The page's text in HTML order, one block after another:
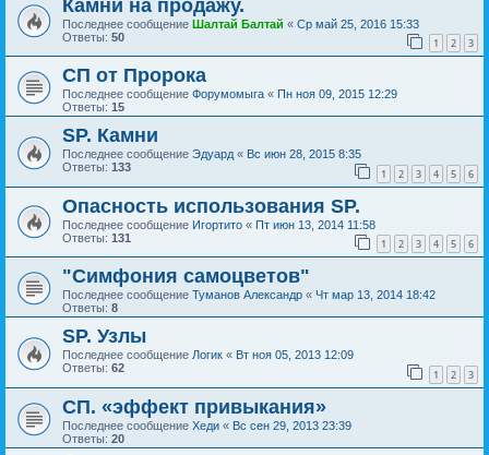
Камни на продажу.
Последнее сообщение Шалтай Балтай « Ср май 25, 2016 15:33
Ответы: 50 1 2 3
СП от Пророка
Последнее сообщение Форумомыга « Пн ноя 09, 2015 12:29
Ответы: 15
SP. Камни
Последнее сообщение Эдуард « Вс июн 28, 2015 8:35
Ответы: 133 1 2 3 4 5 6
Опасность использования SP.
Последнее сообщение Игортито « Пт июн 13, 2014 11:58
Ответы: 131 1 2 3 4 5 6
"Симфония самоцветов"
Последнее сообщение Туманов Александр « Чт мар 13, 2014 18:42
Ответы: 8
SP. Узлы
Последнее сообщение Логик « Вт ноя 05, 2013 12:09
Ответы: 62 1 2 3
СП. «эффект привыкания»
Последнее сообщение Хеди « Вс сен 29, 2013 23:39
Ответы: 20